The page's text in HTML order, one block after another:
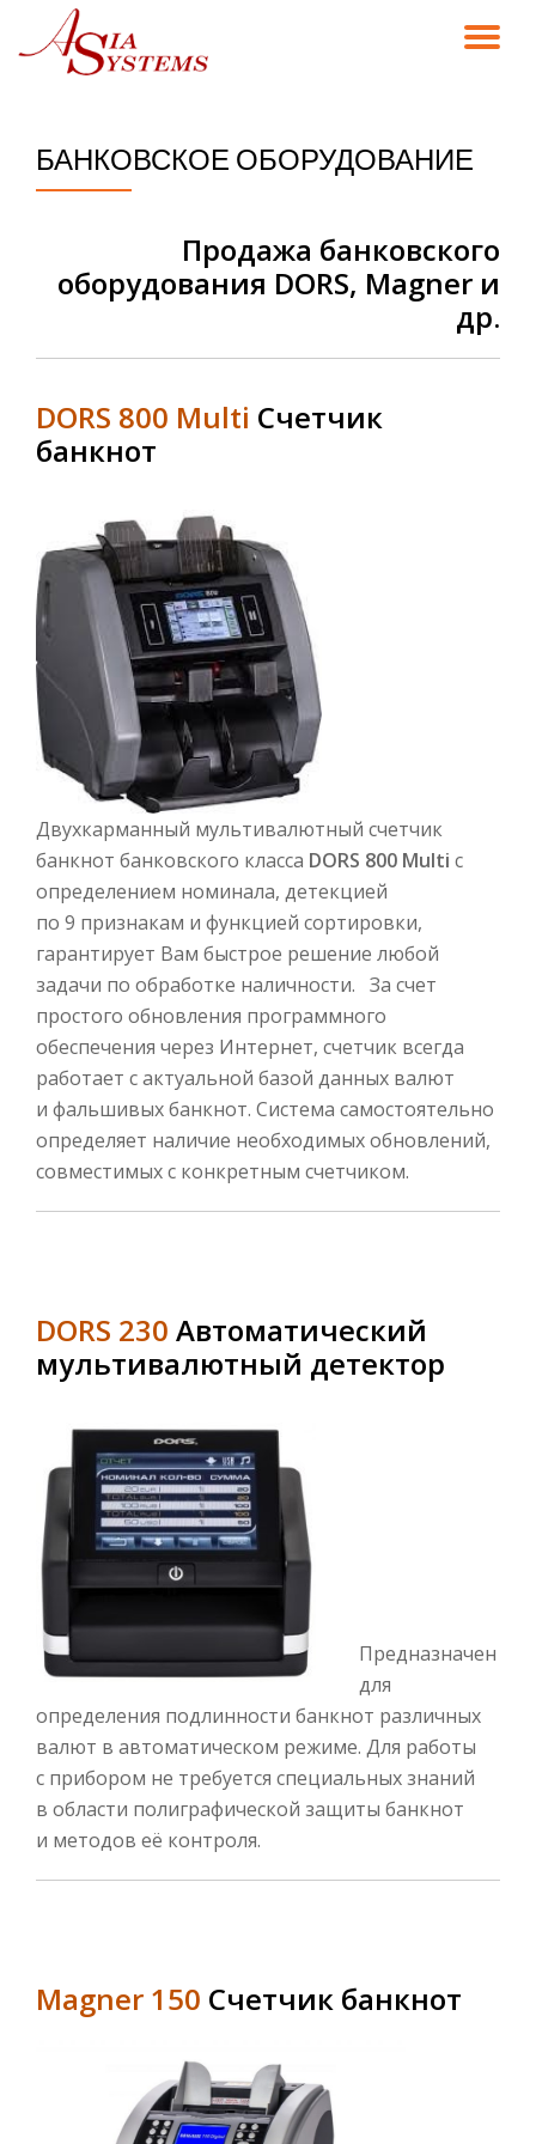
Skip
БАНКОВСКОЕ ОБОРУДОВАНИЕ
Продажа банковского
оборудования DORS, Magner и
др.
DORS 800 Multi Счетчик
банкнот
Двухкарманный мультивалютный счетчик
банкнот банковского класса DORS 800 Multi с
определением номинала, детекцией
по 9 признакам и функцией сортировки,
гарантирует Вам быстрое решение любой
задачи по обработке наличности. За счет
простого обновления программного
обеспечения через Интернет, счетчик всегда
работает с актуальной базой данных валют
и фальшивых банкнот. Система самостоятельно
определяет наличие необходимых обновлений,
совместимых с конкретным счетчиком.
DORS 230 Автоматический
мультивалютный детектор
Предназначен
для
определения подлинности банкнот различных
валют в автоматическом режиме. Для работы
с прибором не требуется специальных знаний
в области полиграфической защиты банкнот
и методов её контроля.
Magner 150 Счетчик банкнот